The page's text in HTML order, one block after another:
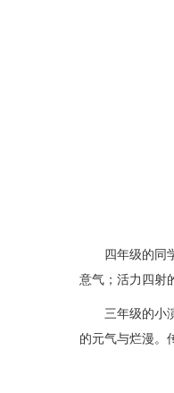
四年级的同
意气；活力四射
三年级的小
的元气与烂漫。